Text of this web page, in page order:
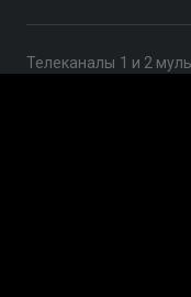
Телеканалы 1 и 2